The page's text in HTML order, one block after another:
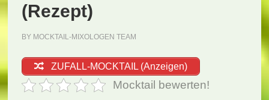
(Rezept)
BY MOCKTAIL-MIXOLOGEN TEAM
ZUFALL-MOCKTAIL (Anzeigen)
Mocktail bewerten!